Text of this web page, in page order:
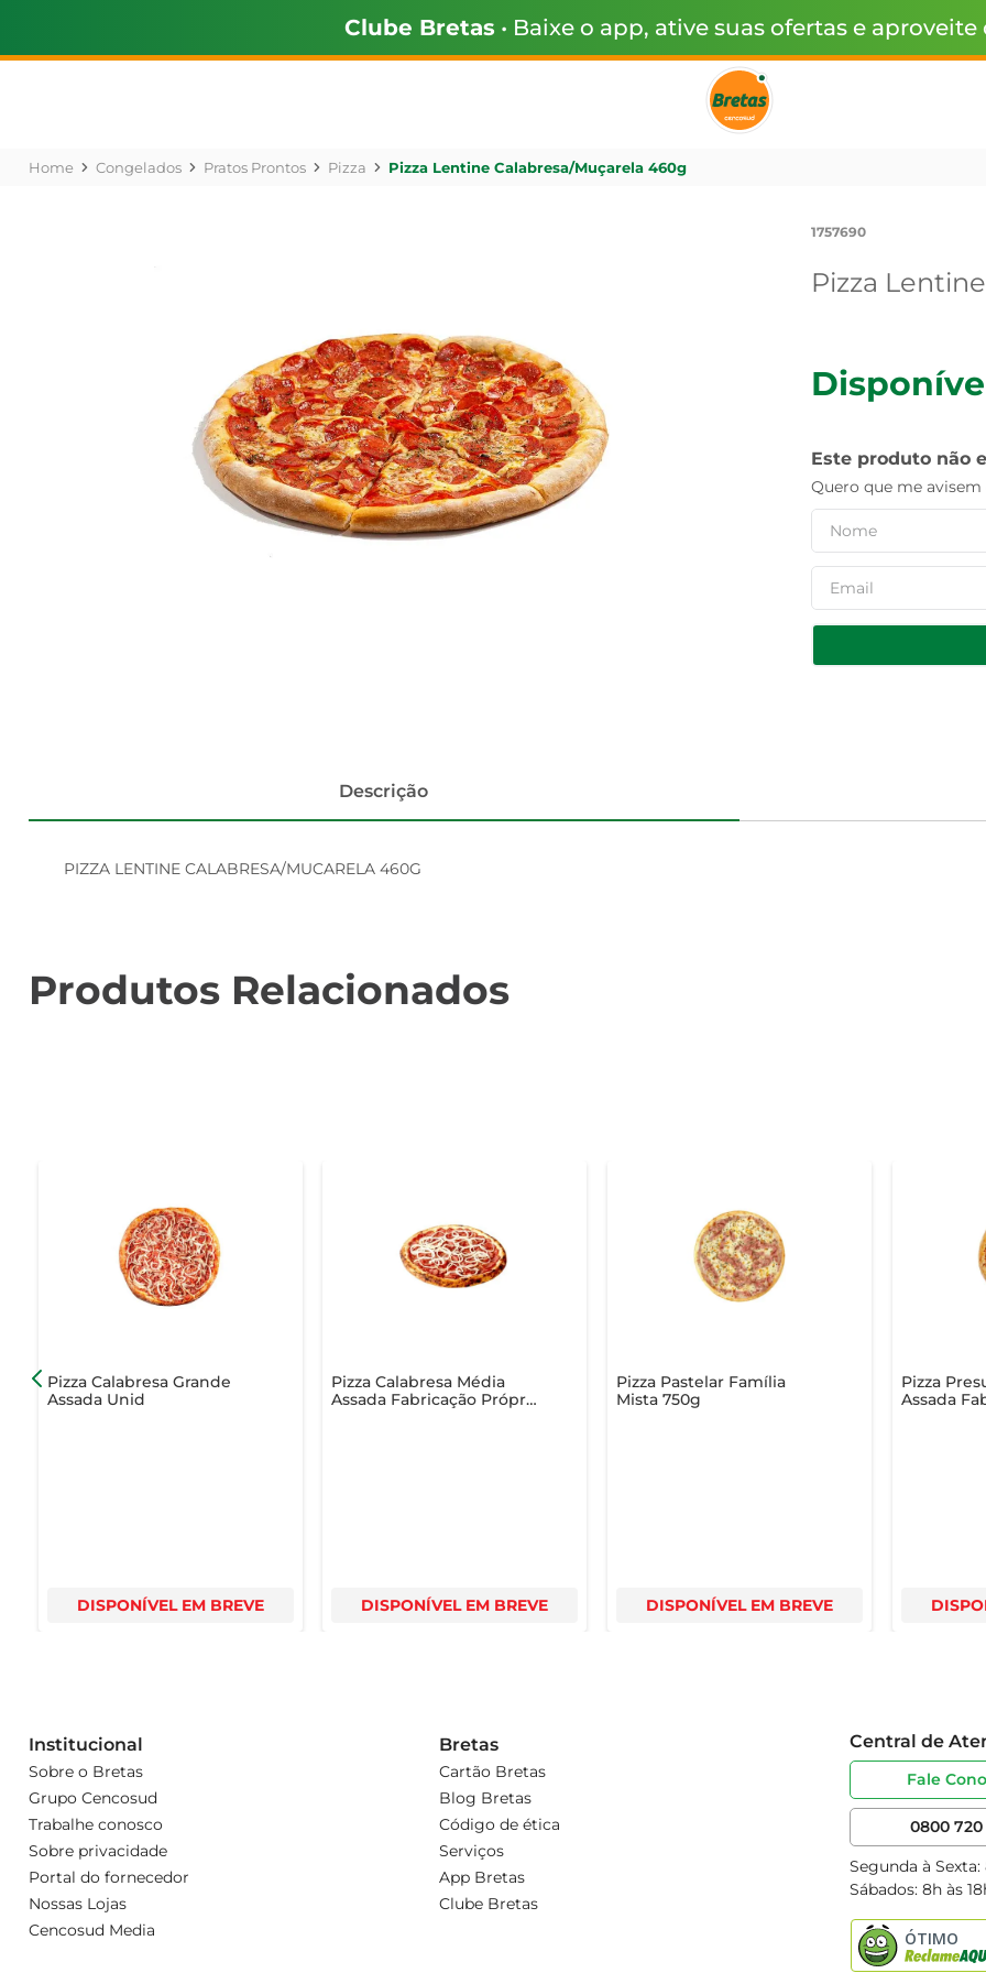
Clube Bretas • Baixe o app, ative suas ofertas e aproveite
Congelados Pratos Prontos Pizza Pizza Lentine Calabresa/Muçarela 460g
1757690
Pizza
Este produto não
Quero que me
Descrição
PIZZA LENTINE CALABRESA/MUCARELA 460G
Produtos Relacionados
Pizza Calabresa Grande
Assada Unid
DISPONÍVEL EM BREVE
Pizza Calabresa Média
Assada Fabricação Própria
DISPONÍVEL EM BREVE
Pizza Pastelar Família
Mista 750g
DISPONÍVEL EM BREVE
Pizza
Assada
Institucional
Sobre o Bretas
Grupo Cencosud
Trabalhe conosco
Sobre privacidade
Portal do fornecedor
Nossas Lojas
Cencosud Media
Bretas
Cartão Bretas
Blog Bretas
Código de ética
Serviços
App Bretas
Clube Bretas
Central de
Fale
0800 720
Segunda à
Sábados: 8h às